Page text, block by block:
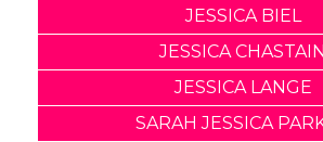
JESSICA BIEL
JESSICA CHASTAIN
JESSICA LANGE
SARAH JESSICA